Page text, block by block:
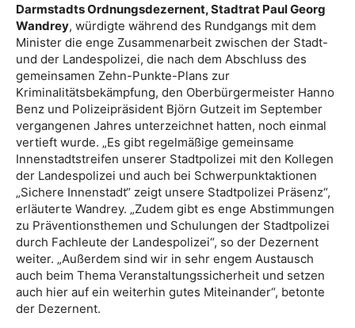
Darmstadts Ordnungsdezernent, Stadtrat Paul Georg
Wandrey, würdigte während des Rundgangs mit dem
Minister die enge Zusammenarbeit zwischen der Stadt-
und der Landespolizei, die nach dem Abschluss des
gemeinsamen Zehn-Punkte-Plans zur
Kriminalitätsbekämpfung, den Oberbürgermeister Hanno
Benz und Polizeipräsident Björn Gutzeit im September
vergangenen Jahres unterzeichnet hatten, noch einmal
vertieft wurde. „Es gibt regelmäßige gemeinsame
Innenstadtstreifen unserer Stadtpolizei mit den Kollegen
der Landespolizei und auch bei Schwerpunktaktionen
„Sichere Innenstadt“ zeigt unsere Stadtpolizei Präsenz“,
erläuterte Wandrey. „Zudem gibt es enge Abstimmungen
zu Präventionsthemen und Schulungen der Stadtpolizei
durch Fachleute der Landespolizei“, so der Dezernent
weiter. „Außerdem sind wir in sehr engem Austausch
auch beim Thema Veranstaltungssicherheit und setzen
auch hier auf ein weiterhin gutes Miteinander“, betonte
der Dezernent.